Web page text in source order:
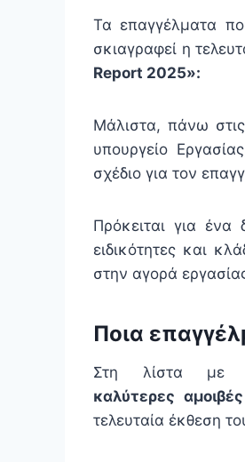
Τα επαγγέλματα
σκιαγραφεί η
Report 2025»:
Μάλιστα, πάνω
υπουργείο
σχέδιο για τον
Πρόκειται για
ειδικότητες και
στην αγορά
Ποια
Στη λίστα με
καλύτερες αμοιβές
τελευταία έκθεση